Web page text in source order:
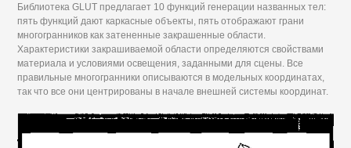
Библиотека GLUT предлагает 10 функций генерации названных тел:
пять функций дают каркасные объекты, пять отображают грани
многогранников как затененные закрашенные области.
Характеристики закрашиваемой области определяются свойствами
материала и условиями освещения, заданными для сцены. Все
правильные многогранники описываются в модельных координатах,
так что все они центрированы в начале внешней системы координат.